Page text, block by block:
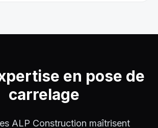
en pose de
carrelage
ALP Construction maîtrisent